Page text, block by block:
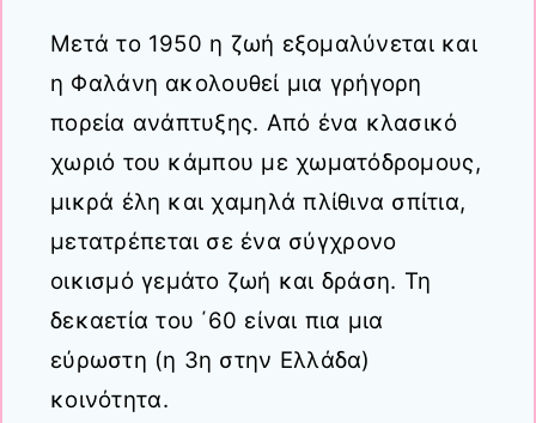
Μετά το 1950 η ζωή εξομαλύνεται και
η Φαλάνη ακολουθεί μια γρήγορη
πορεία ανάπτυξης. Από ένα κλασικό
χωριό του κάμπου με χωματόδρομους,
μικρά έλη και χαμηλά πλίθινα σπίτια,
μετατρέπεται σε ένα σύγχρονο
οικισμό γεμάτο ζωή και δράση. Τη
δεκαετία του ΄60 είναι πια μια
εύρωστη (η 3η στην Ελλάδα)
κοινότητα.